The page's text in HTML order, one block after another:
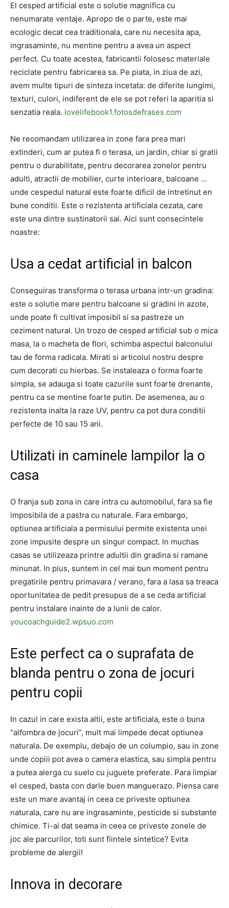
El cesped artificial este o solutie magnifica cu
nenumarate ventaje. Apropo de o parte, este mai
ecologic decat cea traditionala, care nu necesita apa,
ingrasaminte, nu mentine pentru a avea un aspect
perfect. Cu toate acestea, fabricantii folosesc materiale
reciclate pentru fabricarea sa. Pe piata, in ziua de azi,
avem multe tipuri de sinteza incetata: de diferite lungimi,
texturi, culori, indiferent de ele se pot referi la aparitia si
senzatia reala. lovelifebook1.fotosdefrases.com
Ne recomandam utilizarea in zone fara prea mari
extinderi, cum ar putea fi o terasa, un jardin, chiar si gratii
pentru o durabilitate, pentru decorarea zonelor pentru
adulti, atractii de mobilier, curte interioare, balcoane …
unde cespedul natural este foarte dificil de intretinut en
bune conditii. Este o rezistenta artificiala cezata, care
este una dintre sustinatorii sai. Aici sunt consecintele
noastre:
Usa a cedat artificial in balcon
Conseguiras transforma o terasa urbana intr-un gradina:
este o solutie mare pentru balcoane si gradini in azote,
unde poate fi cultivat imposibil si sa pastreze un
ceziment natural. Un trozo de cesped artificial sub o mica
masa, la o macheta de flori, schimba aspectul balconului
tau de forma radicala. Mirati si articolul nostru despre
cum decorati cu hierbas. Se instaleaza o forma foarte
simpla, se adauga si toate cazurile sunt foarte drenante,
pentru ca se mentine foarte putin. De asemenea, au o
rezistenta inalta la raze UV, pentru ca pot dura conditii
perfecte de 10 sau 15 ani.
Utilizati in caminele lampilor la o
casa
O franja sub zona in care intra cu automobilul, fara sa fie
imposibila de a pastra cu naturale. Fara embargo,
optiunea artificiala a permisului permite existenta unei
zone impusite despre un singur compact. In muchas
casas se utilizeaza printre adultii din gradina si ramane
minunat. In plus, suntem in cel mai bun moment pentru
pregatirile pentru primavara / verano, fara a lasa sa treaca
oportunitatea de pedit presupus de a se ceda artificial
pentru instalare inainte de a lunii de calor.
youcoachguide2.wpsuo.com
Este perfect ca o suprafata de
blanda pentru o zona de jocuri
pentru copii
In cazul in care exista altii, este artificiala, este o buna
“alfombra de jocuri”, mult mai limpede decat optiunea
naturala. De exemplu, debajo de un columpio, sau in zone
unde copiii pot avea o camera elastica, sau simpla pentru
a putea alerga cu suelo cu juguete preferate. Para limpiar
el cesped, basta con darle buen manguerazo. Piensa care
este un mare avantaj in ceea ce priveste optiunea
naturala, care nu are ingrasaminte, pesticide si substante
chimice. Ti-ai dat seama in ceea ce priveste zonele de
joc ale parcurilor, toti sunt fiintele sintetice? Evita
probleme de alergii!
Innova in decorare